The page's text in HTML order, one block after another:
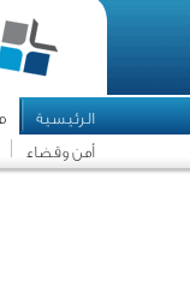
الرئيسية
أمن وقضاء